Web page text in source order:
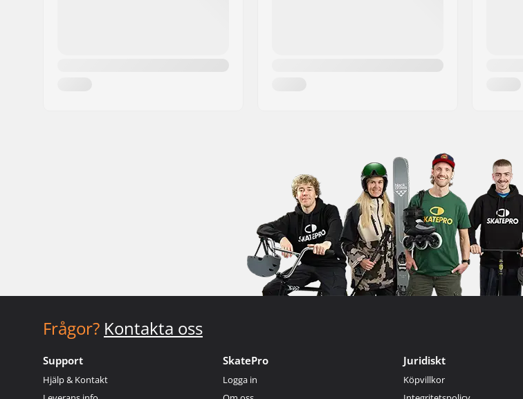
Frågor? Kontakta oss
Support
Hjälp & Kontakt
SkatePro
Logga in
Juridiskt
Köpvillkor